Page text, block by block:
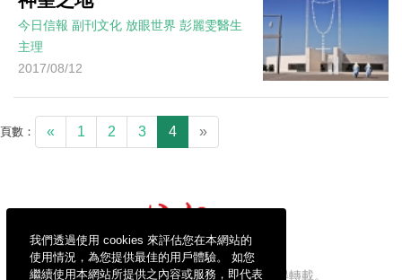
我們透過使用 cookies 來評估您在本網站的
使用情況，為您提供最佳的用戶體驗。 如您
繼續使用本網站所提供之內容或服務，即代表
今日信報 副刊文化 放眼世界 彭麗雯醫生
主理
2017/08/12
頁數： « 1 2 3 4 »
信報財經新聞有限公司版權所有，不得轉載。